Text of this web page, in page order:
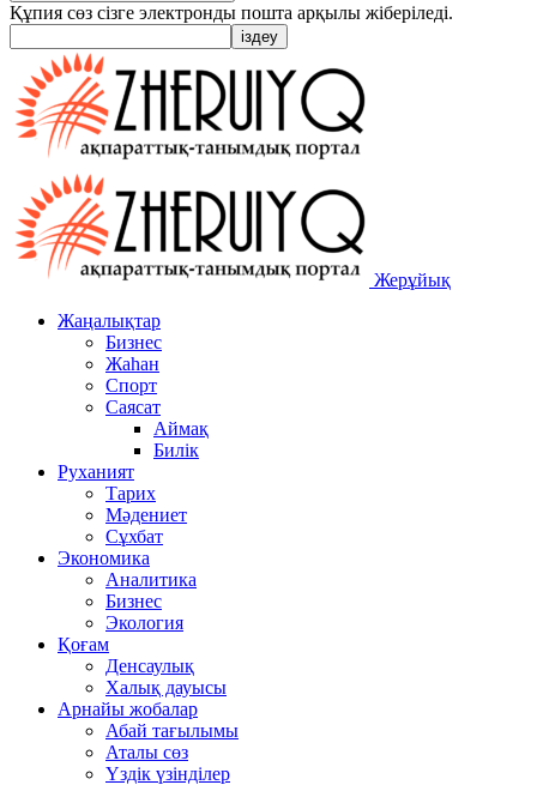
Құпия сөз сізге электронды пошта арқылы жіберіледі.
Жерұйық
Жаңалықтар
Бизнес
Жаһан
Спорт
Саясат
Аймақ
Билік
Руханият
Тарих
Мәдениет
Сұхбат
Экономика
Аналитика
Бизнес
Экология
Қоғам
Денсаулық
Халық дауысы
Арнайы жобалар
Абай тағылымы
Аталы сөз
Үздік үзінділер